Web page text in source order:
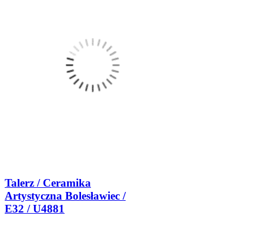
Talerz / Ceramika
Artystyczna Bolesławiec /
E32 / U4881